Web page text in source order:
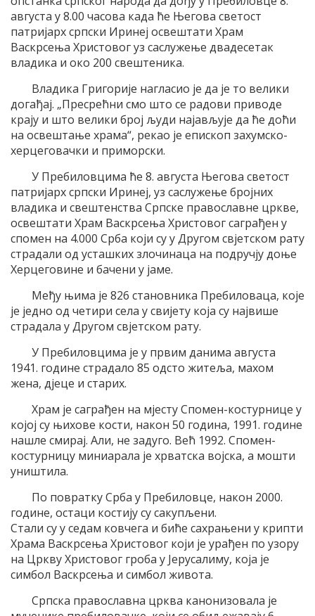
августа у 8.00 часова када ће Његова светост
патријарх српски Иринеј освештати Храм
Васкрсења Христовог уз саслужење двадесетак
владика и око 200 свештеника.
Владика Григорије нагласио је да је то велики
догађај. „Пресрећни смо што се радови приводе
крају и што велики број људи најављује да ће доћи
на освештање храма“, рекао је епископ захумско-
херцеговачки и приморски.
У Пребиловцима ће 8. августа Његова светост
патријарх српски Иринеј, уз саслужење бројних
владика и свештенства Српске православне цркве,
освештати Храм Васкрсења Христовог саграђен у
спомен на 4.000 Срба који су у Другом свјетском рату
страдали од усташких злочинаца на подручју доње
Херцеговине и бачени у јаме.
Међу њима је 826 становника Пребиловаца, које
је једно од четири села у свијету која су највише
страдала у Другом свјетском рату.
У Пребиловцима је у првим данима августа
1941. године страдало 85 одсто житеља, махом
жена, дјеце и старих.
Храм је саграђен на мјесту Спомен-костурнице у
којој су њихове кости, након 50 година, 1991. године
нашле смирај. Али, не задуго. Већ 1992. Спомен-
костурницу миниарала је хрватска војска, а мошти
уништила.
По повратку Срба у Пребиловце, након 2000.
године, остаци костију су сакупљени.
Стали су у седам ковчега и биће сахрањени у крипти
Храма Васкрсења Христовог који је урађен по узору
на Цркву Христовог гроба у Јерусалиму, која је
симбол Васкрсења и симбол живота.
Српска православна црква канонизовала је